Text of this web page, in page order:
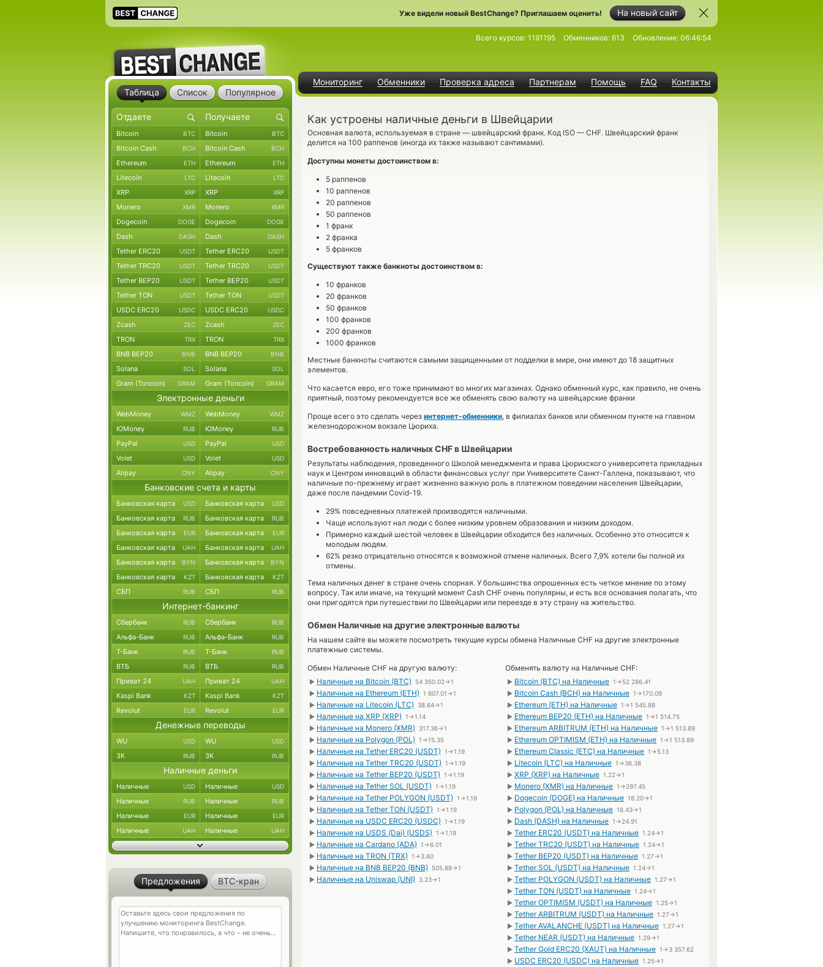
На новый сайт
Уже видели новый BestChange? Приглашаем оценить!
Мониторинг Обменники Проверка адреса Партнерам Помощь FAQ Контакты
Всего курсов: 1191195 Обменников: 613 Обновление: 06:46:54
Как устроены наличные деньги в Швейцарии
Основная валюта, используемая в стране — швейцарский франк. Код ISO — CHF. Швейцарский франк
делится на 100 раппенов (иногда их также называют сантимами).
Доступны монеты достоинством в:
5 раппенов
10 раппенов
20 раппенов
50 раппенов
1 франк
2 франка
5 франков
Существуют также банкноты достоинством в:
10 франков
20 франков
50 франков
100 франков
200 франков
1000 франков
Местные банкноты считаются самыми защищенными от подделки в мире, они имеют до 18 защитных
элементов.
Что касается евро, его тоже принимают во многих магазинах. Однако обменный курс, как правило, не очень
приятный, поэтому рекомендуется все же обменять свою валюту на швейцарские франки
Проще всего это сделать через интернет-обменники, в филиалах банков или обменном пункте на главном
железнодорожном вокзале Цюриха.
Востребованность наличных CHF в Швейцарии
Результаты наблюдения, проведенного Школой менеджмента и права Цюрихского университета прикладных
наук и Центром инноваций в области финансовых услуг при Университете Санкт-Галлена, показывают, что
наличные по-прежнему играет жизненно важную роль в платежном поведении населения Швейцарии,
даже после пандемии Covid-19.
29% повседневных платежей производятся наличными.
Чаще используют нал люди с более низким уровнем образования и низким доходом.
Примерно каждый шестой человек в Швейцарии обходится без наличных. Особенно это относится к
молодым людям.
62% резко отрицательно относятся к возможной отмене наличных. Всего 7,9% хотели бы полной их
отмены.
Тема наличных денег в стране очень спорная. У большинства опрошенных есть четкое мнение по этому
вопросу. Так или иначе, на текущий момент Cash CHF очень популярны, и есть все основания полагать, что
они пригодятся при путешествии по Швейцарии или переезде в эту страну на жительство.
Обмен Наличные на другие электронные валюты
На нашем сайте вы можете посмотреть текущие курсы обмена Наличные CHF на другие электронные
платежные системы.
Обмен Наличные CHF на другую валюту:
► Наличные на Bitcoin (BTC)
54 350.02→1
► Наличные на Ethereum (ETH) 1 607.01→1
► Наличные на Litecoin (LTC)
38.64→1
► Наличные на XRP (XRP) 1→1.14
► Наличные на Monero (XMR)
317.36→1
► Наличные на Polygon (POL) 1→15.35
► Наличные на Tether ERC20 (USDT) 1→1.19
► Наличные на Tether TRC20 (USDT) 1→1.19
► Наличные на Tether BEP20 (USDT) 1→1.19
► Наличные на Tether SOL (USDT) 1→1.19
► Наличные на Tether POLYGON (USDT) 1→1.19
► Наличные на Tether TON (USDT) 1→1.19
► Наличные на USDC ERC20 (USDC) 1→1.19
► Наличные на USDS (Dai) (USDS) 1→1.19
► Наличные на Cardano (ADA) 1→6.01
► Наличные на TRON (TRX) 1→3.60
► Наличные на BNB BEP20 (BNB)
505.88→1
► Наличные на Uniswap (UNI) 3.23→1
Обменять валюту на Наличные CHF:
► Bitcoin (BTC) на Наличные 1→52 286.41
► Bitcoin Cash (BCH) на Наличные 1→170.09
► Ethereum (ETH) на Наличные 1→1 545.88
► Ethereum BEP20 (ETH) на Наличные 1→1 514.75
► Ethereum ARBITRUM (ETH) на Наличные 1→1 513.89
► Ethereum OPTIMISM (ETH) на Наличные 1→1 513.89
► Ethereum Classic (ETC) на Наличные 1→5.13
► Litecoin (LTC) на Наличные 1→36.38
► XRP (XRP) на Наличные 1.22→1
► Monero (XMR) на Наличные 1→297.45
► Dogecoin (DOGE) на Наличные 18.20→1
► Polygon (POL) на Наличные 16.43→1
► Dash (DASH) на Наличные 1→24.91
► Tether ERC20 (USDT) на Наличные 1.24→1
► Tether TRC20 (USDT) на Наличные 1.24→1
► Tether BEP20 (USDT) на Наличные 1.27→1
► Tether SOL (USDT) на Наличные 1.24→1
► Tether POLYGON (USDT) на Наличные 1.27→1
► Tether TON (USDT) на Наличные 1.24→1
► Tether OPTIMISM (USDT) на Наличные 1.25→1
► Tether ARBITRUM (USDT) на Наличные 1.27→1
► Tether AVALANCHE (USDT) на Наличные 1.27→1
► Tether NEAR (USDT) на Наличные 1.29→1
► Tether Gold ERC20 (XAUT) на Наличные 1→3 357.62
► USDC ERC20 (USDC) на Наличные 1.25→1
Таблица Список Популярное
Bitcoin BTC Bitcoin BTC
Bitcoin Cash BCH Bitcoin Cash BCH
Ethereum ETH Ethereum ETH
Litecoin LTC Litecoin LTC
XRP XRP XRP XRP
Monero XMR Monero XMR
Dogecoin DOGE Dogecoin DOGE
Dash DASH Dash DASH
Tether ERC20 USDT Tether ERC20 USDT
Tether TRC20 USDT Tether TRC20 USDT
Tether BEP20 USDT Tether BEP20 USDT
Tether TON USDT Tether TON USDT
USDC ERC20 USDC USDC ERC20 USDC
Zcash ZEC Zcash ZEC
TRON TRX TRON TRX
BNB BEP20 BNB BNB BEP20 BNB
Solana SOL Solana SOL
Gram (Toncoin) GRAM Gram (Toncoin) GRAM
Электронные деньги
WebMoney WMZ WebMoney WMZ
ЮMoney RUB ЮMoney RUB
PayPal USD PayPal USD
Volet USD Volet USD
Alipay CNY Alipay CNY
Банковские счета и карты
Банковская карта USD Банковская карта USD
Банковская карта RUB Банковская карта RUB
Банковская карта EUR Банковская карта EUR
Банковская карта UAH Банковская карта UAH
Банковская карта BYN Банковская карта BYN
Банковская карта KZT Банковская карта KZT
СБП RUB СБП RUB
Интернет-банкинг
Сбербанк RUB Сбербанк RUB
Альфа-Банк RUB Альфа-Банк RUB
Т-Банк RUB Т-Банк RUB
ВТБ RUB ВТБ RUB
Приват 24 UAH Приват 24 UAH
Kaspi Bank KZT Kaspi Bank KZT
Revolut EUR Revolut EUR
Денежные переводы
WU USD WU USD
ЗК RUB ЗК RUB
Наличные деньги
Наличные USD Наличные USD
Наличные RUB Наличные RUB
Наличные EUR Наличные EUR
Наличные UAH Наличные UAH
Предложения BTC-кран